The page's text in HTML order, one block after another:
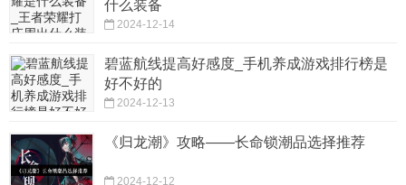
什么装备
2024-12-14
碧蓝航线提高好感度_手机养成游戏排行榜是
好不好的
2024-12-13
《归龙潮》攻略——长命锁潮品选择推荐
2024-12-12